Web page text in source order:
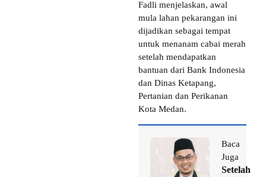
Fadli menjelaskan, awal
mula lahan pekarangan ini
dijadikan sebagai tempat
untuk menanam cabai merah
setelah mendapatkan
bantuan dari Bank Indonesia
dan Dinas Ketapang,
Pertanian dan Perikanan
Kota Medan.
Baca
Juga
Setelah